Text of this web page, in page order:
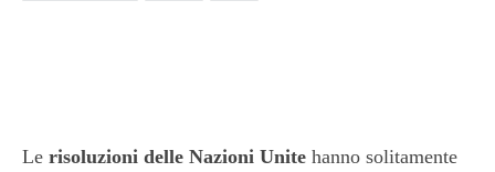
Le risoluzioni delle Nazioni Unite hanno solitamente